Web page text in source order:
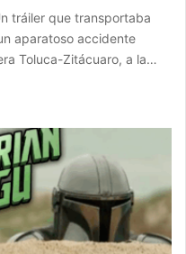
tráiler que transportaba
aparatoso accidente
Toluca-Zitácuaro, a la…